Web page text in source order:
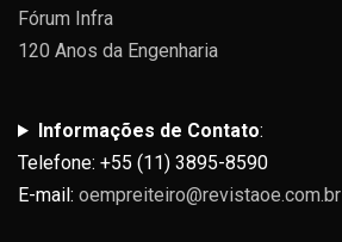
Fórum Infra
120 Anos da Engenharia
Informações de Contato:
Telefone: +55 (11) 3895-8590
E-mail: oempreiteiro@revistaoe.com.br